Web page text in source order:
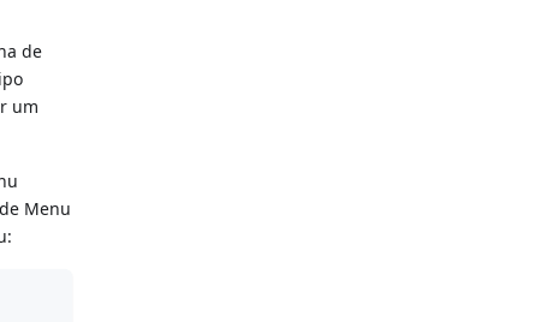
de
um
Menu